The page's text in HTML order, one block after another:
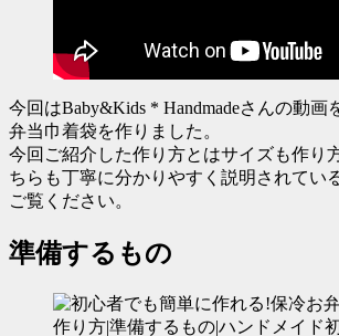
今回はBaby&Kids * Handmadeさんの動画
弁当巾着袋を作りました。
今回ご紹介した作り方とはサイズも作り
ちらも丁寧に分かりやすく説明されてい
ご覧ください。
準備するもの